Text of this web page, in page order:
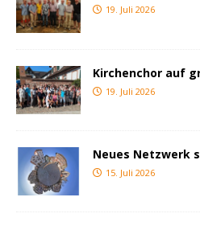
19. Juli 2026
Kirchenchor auf
19. Juli 2026
Neues Netzwerk
15. Juli 2026